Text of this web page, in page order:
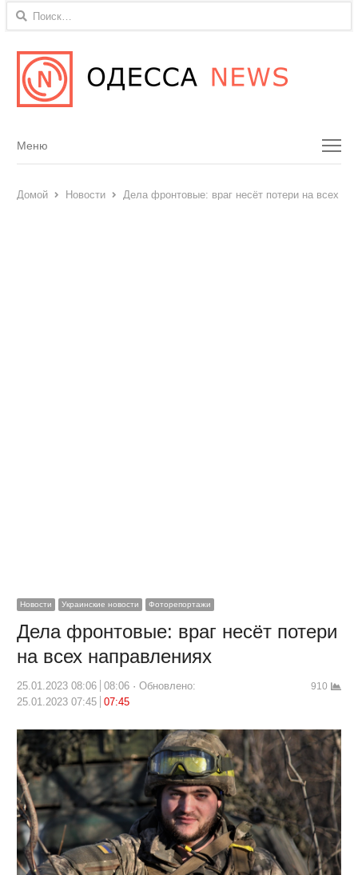
Найти:
Menu
Меню
Домой Новости Дела фронтовые: враг несёт потери на всех
Новости Украинские новости Фоторепортажи
Дела фронтовые: враг несёт потери
на всех направлениях
25.01.2023 08:06 08:06
Обновлено:
25.01.2023 07:45
07:45
910